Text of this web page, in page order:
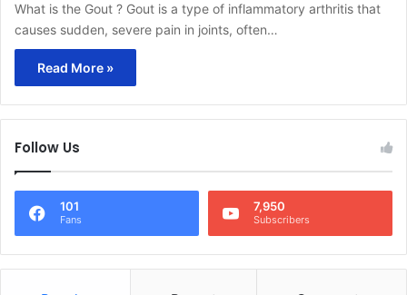
What is the Gout ? Gout is a type of inflammatory arthritis that
causes sudden, severe pain in joints, often…
Read More »
Follow Us
101
Fans
7,950
Subscribers